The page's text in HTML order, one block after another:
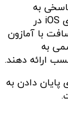
در ویندوز ۱۱ ابتدا پاسخی به
پیشرفت اپل در رابطه با تراشه M1 و اجرای اپ‌های iOS در
با آمازون
به
ارائه دهند.
پایان دادن به